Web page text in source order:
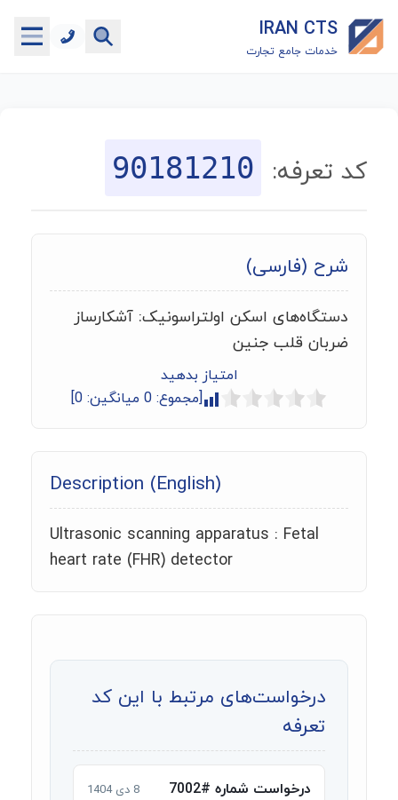
IRAN CTS
خدمات جامع تجارت
جستجوگر تعرفه گمرکی
ماشین حساب گمرکی
خدمات رایگان دیگر
کد تعرفه: 90181210
شرح (فارسی)
دستگاه‌های اسکن اولتراسونیک: آشکارساز
ضربان قلب جنین
امتیاز بدهید
[مجموع: 0 میانگین: 0
]
Description (English)
Ultrasonic scanning apparatus : Fetal
heart rate (FHR) detector
درخواست‌های مرتبط با این کد
تعرفه
درخواست شماره #7002 8 دی 1404